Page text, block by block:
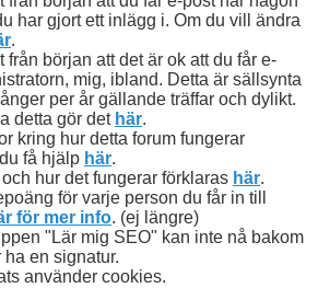
har gjort ett inlägg i. Om du vill ändra
.
från början att det är ok att du får e-
mig, ibland. Detta är sällsynta
per år gällande träffar och dylikt.
detta gör det här.
kring hur detta forum fungerar
få hjälp här.
hur det fungerar förklaras här.
för varje person du får in till
för mer info. (ej längre)
"Lär mig SEO" kan inte nå bakom
en signatur.
använder cookies.